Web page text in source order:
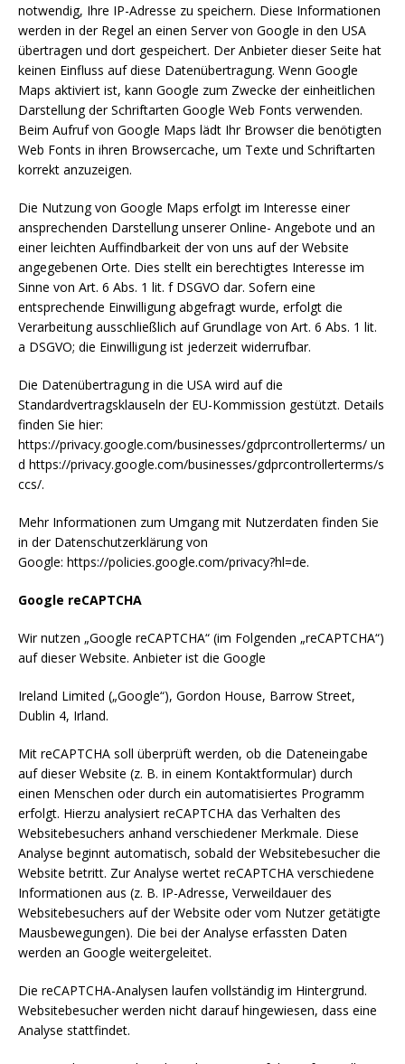
notwendig, Ihre IP-Adresse zu speichern. Diese Informationen
werden in der Regel an einen Server von Google in den USA
übertragen und dort gespeichert. Der Anbieter dieser Seite hat
keinen Einfluss auf diese Datenübertragung. Wenn Google
Maps aktiviert ist, kann Google zum Zwecke der einheitlichen
Darstellung der Schriftarten Google Web Fonts verwenden.
Beim Aufruf von Google Maps lädt Ihr Browser die benötigten
Web Fonts in ihren Browsercache, um Texte und Schriftarten
korrekt anzuzeigen.
Die Nutzung von Google Maps erfolgt im Interesse einer
ansprechenden Darstellung unserer Online- Angebote und an
einer leichten Auffindbarkeit der von uns auf der Website
angegebenen Orte. Dies stellt ein berechtigtes Interesse im
Sinne von Art. 6 Abs. 1 lit. f DSGVO dar. Sofern eine
entsprechende Einwilligung abgefragt wurde, erfolgt die
Verarbeitung ausschließlich auf Grundlage von Art. 6 Abs. 1 lit.
a DSGVO; die Einwilligung ist jederzeit widerrufbar.
Die Datenübertragung in die USA wird auf die
Standardvertragsklauseln der EU-Kommission gestützt. Details
finden Sie hier:
https://privacy.google.com/businesses/gdprcontrollerterms/ un
d https://privacy.google.com/businesses/gdprcontrollerterms/s
ccs/.
Mehr Informationen zum Umgang mit Nutzerdaten finden Sie
in der Datenschutzerklärung von
Google: https://policies.google.com/privacy?hl=de.
Google reCAPTCHA
Wir nutzen „Google reCAPTCHA“ (im Folgenden „reCAPTCHA“)
auf dieser Website. Anbieter ist die Google
Ireland Limited („Google“), Gordon House, Barrow Street,
Dublin 4, Irland.
Mit reCAPTCHA soll überprüft werden, ob die Dateneingabe
auf dieser Website (z. B. in einem Kontaktformular) durch
einen Menschen oder durch ein automatisiertes Programm
erfolgt. Hierzu analysiert reCAPTCHA das Verhalten des
Websitebesuchers anhand verschiedener Merkmale. Diese
Analyse beginnt automatisch, sobald der Websitebesucher die
Website betritt. Zur Analyse wertet reCAPTCHA verschiedene
Informationen aus (z. B. IP-Adresse, Verweildauer des
Websitebesuchers auf der Website oder vom Nutzer getätigte
Mausbewegungen). Die bei der Analyse erfassten Daten
werden an Google weitergeleitet.
Die reCAPTCHA-Analysen laufen vollständig im Hintergrund.
Websitebesucher werden nicht darauf hingewiesen, dass eine
Analyse stattfindet.